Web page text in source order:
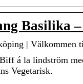
Basilika
| Välkommen
á la lindström
Vegetarisk.